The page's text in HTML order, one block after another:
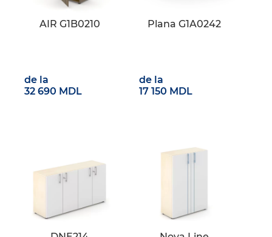
AIR G1B0210
de la
32 690 MDL
Plana G1A0242
de la
17 150 MDL